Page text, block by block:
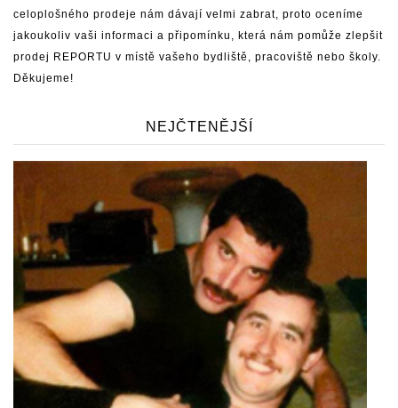
celoplošného prodeje nám dávají velmi zabrat, proto oceníme
jakoukoliv vaši informaci a připomínku, která nám pomůže zlepšit
prodej REPORTU v místě vašeho bydliště, pracoviště nebo školy.
Děkujeme!
NEJČTENĚJŠÍ